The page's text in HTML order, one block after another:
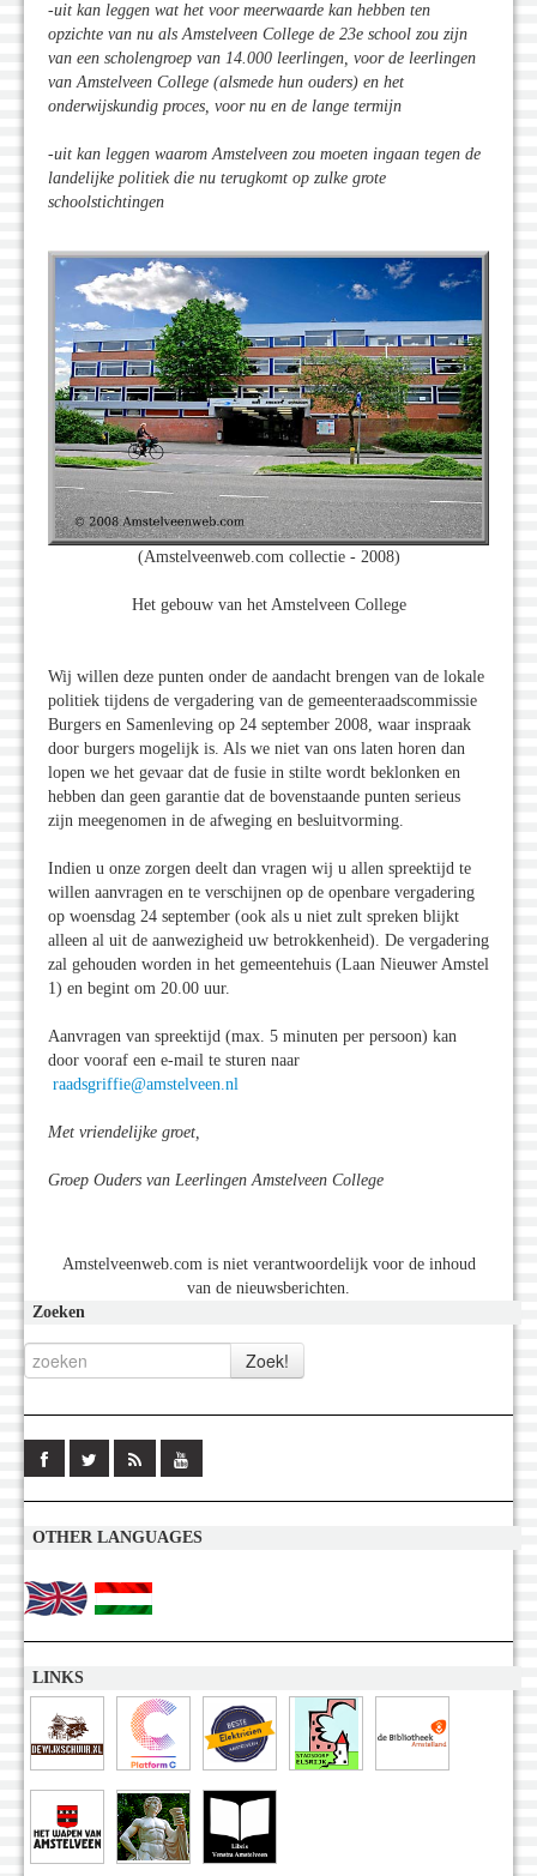
-uit kan leggen wat het voor meerwaarde kan hebben ten
opzichte van nu als Amstelveen College de 23e school zou zijn
van een scholengroep van 14.000 leerlingen, voor de leerlingen
van Amstelveen College (alsmede hun ouders) en het
onderwijskundig proces, voor nu en de lange termijn
-uit kan leggen waarom Amstelveen zou moeten ingaan tegen de
landelijke politiek die nu terugkomt op zulke grote
schoolstichtingen
(Amstelveenweb.com collectie - 2008)
Het gebouw van het Amstelveen College
Wij willen deze punten onder de aandacht brengen van de lokale
politiek tijdens de vergadering van de gemeenteraadscommissie
Burgers en Samenleving op 24 september 2008, waar inspraak
door burgers mogelijk is. Als we niet van ons laten horen dan
lopen we het gevaar dat de fusie in stilte wordt beklonken en
hebben dan geen garantie dat de bovenstaande punten serieus
zijn meegenomen in de afweging en besluitvorming.
Indien u onze zorgen deelt dan vragen wij u allen spreektijd te
willen aanvragen en te verschijnen op de openbare vergadering
op woensdag 24 september (ook als u niet zult spreken blijkt
alleen al uit de aanwezigheid uw betrokkenheid). De vergadering
zal gehouden worden in het gemeentehuis (Laan Nieuwer Amstel
1) en begint om 20.00 uur.
Aanvragen van spreektijd (max. 5 minuten per persoon) kan
door vooraf een e-mail te sturen naar
raadsgriffie@amstelveen.nl
Met vriendelijke groet,
Groep Ouders van Leerlingen Amstelveen College
Amstelveenweb.com is niet verantwoordelijk voor de inhoud
van de nieuwsberichten.
Zoeken
OTHER LANGUAGES
LINKS